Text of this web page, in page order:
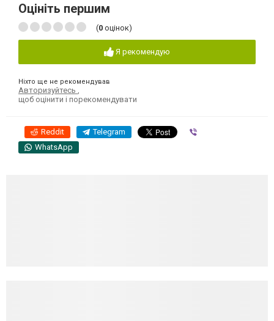
Оцініть першим
(0 оцінок)
Я рекомендую
Ніхто ще не рекомендував
Авторизуйтесь ,
щоб оцінити і порекомендувати
Reddit Telegram
WhatsApp